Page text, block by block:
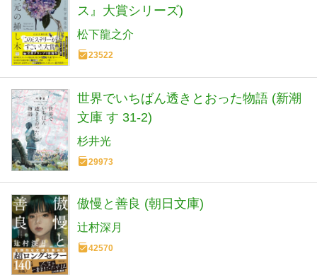
ス』大賞シリーズ)
松下龍之介
23522
世界でいちばん透きとおった物語 (新潮
文庫 す 31-2)
杉井光
29973
傲慢と善良 (朝日文庫)
辻村深月
42570